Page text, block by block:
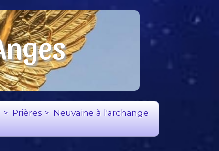
> Prières > Neuvaine à l'archange